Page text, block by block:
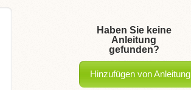
Haben Sie keine
Anleitung
gefunden?
Hinzufügen von Anleitung